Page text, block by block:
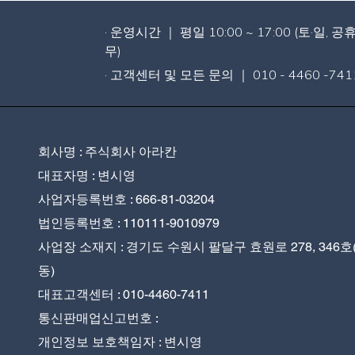
· 운영시간 ｜ 평일 10:00 ~ 17:00 (토·일, 공
무)
· 고객센터 및 모든 문의 ｜ 010 - 4460 -
회사명 : 주식회사 아라칸
대표자명 : 변시영
사업자등록번호 : 666-81-03204
법인등록번호 : 110111-9010979
사업장 소재지 : 경기도 수원시 팔달구 효원로 278, 346호
동)
대표고객센터 : 010-4460-7411
통신판매업신고번호 :
개인정보 보호책임자 : 변시영